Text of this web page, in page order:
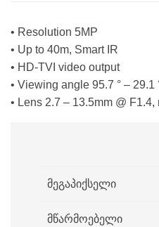
• Resolution 5MP
• Up to 40m, Smart IR
• HD-TVI video output
• Viewing angle 95.7 ° – 29.1
• Lens 2.7 – 13.5mm @
მეგაპიქსელი
მწარმოებელი